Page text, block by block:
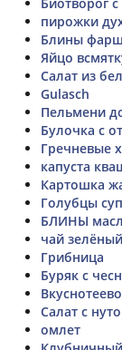
пирожки
Блины
Яйцо
Салат из
Gulasch
Пельмени
Булочка с
Гречневые
капуста
Картошка
Голубцы суп
БЛИНЫ
чай
Грибница
Буряк с
Салат с
омлет